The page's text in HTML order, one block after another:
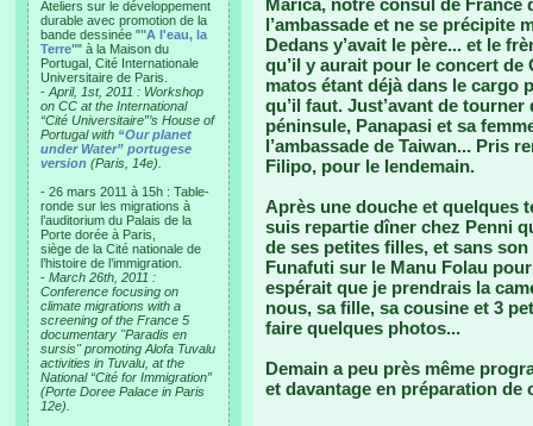
Ateliers sur le développement
durable avec promotion de la
bande dessinée ""A l'eau, la
Terre"" à la Maison du
Portugal, Cité Internationale
Universitaire de Paris.
- April, 1st, 2011 : Workshop
on CC at the International
“Cité Universitaire”’s House of
Portugal with “Our planet
under Water” portugese
version (Paris, 14e).
- 26 mars 2011 à 15h : Table-
ronde sur les migrations à
l’auditorium du Palais de la
Porte dorée à Paris,
siège de la Cité nationale de
l’histoire de l’immigration.
- March 26th, 2011 :
Conference focusing on
climate migrations with a
screening of the France 5
documentary "Paradis en
sursis" promoting Alofa Tuvalu
activities in Tuvalu, at the
National “Cité for Immigration”
(Porte Doree Palace in Paris
12e).
Marica, notre consul de France
l’ambassade et ne se précipite
Dedans y’avait le père... et le
qu’il y aurait pour le concert
matos étant déjà dans le cargo
qu’il faut. Just’avant de
péninsule, Panapasi et sa
l’ambassade de Taiwan... Pris
Filipo, pour le lendemain.
Après une douche et quelques
suis repartie dîner chez Penni
de ses petites filles, et sans
Funafuti sur le Manu Folau
espérait que je prendrais la
nous, sa fille, sa cousine et 3
faire quelques photos...
Demain a peu près même
et davantage en préparation de